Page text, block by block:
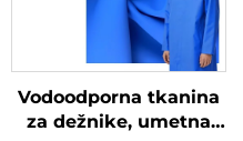
Vodoodporna tkanina
za dežnike, umetna